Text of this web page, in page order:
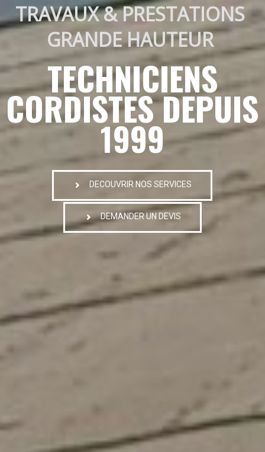
TRAVAUX & PRESTATIONS
GRANDE HAUTEUR
TECHNICIENS
CORDISTES DEPUIS
1999
DECOUVRIR NOS SERVICES
DEMANDER UN DEVIS